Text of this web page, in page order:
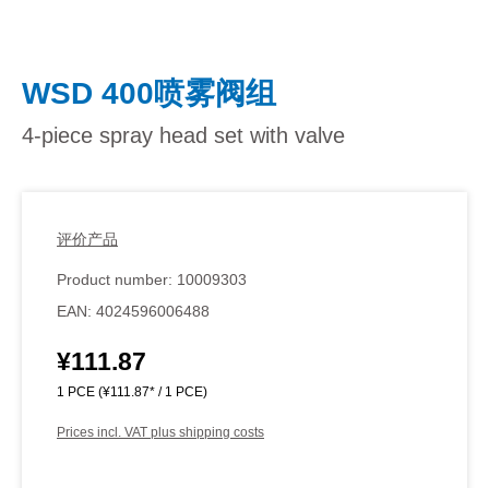
WSD 400喷雾阀组
4-piece spray head set with valve
评价产品
Product number: 10009303
EAN: 4024596006488
Regular price:
¥111.87
1 PCE (¥111.87* / 1 PCE)
Prices incl. VAT plus shipping costs